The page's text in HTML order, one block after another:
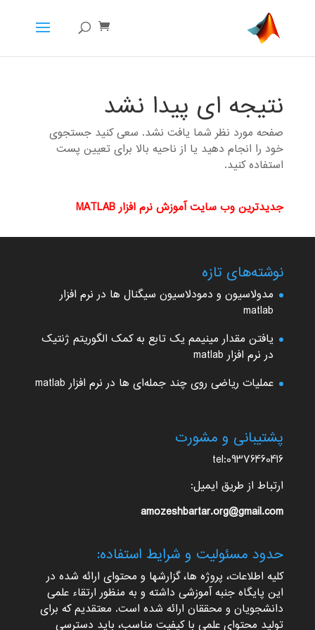
نتیجه ای پیدا نشد
صفحه مورد نظر شما یافت نشد. سعی کنید جستجوی
خود را انجام دهید یا از ناحیه بالا برای تعیین پست
استفاده کنید.
جدیدترین وب سایت آموزش نرم افزار MATLAB
نوشته‌های تازه
مدولاسیون و دمودلاسیون سیگنال ها در نرم افزار
matlab
یافتن مقدار مینیمم یک تابع به کمک الگوریتم ژنتیک
در نرم افزار matlab
عملیات ریاضی روی چند جمله‌ای ها در نرم افزار matlab
پشتیبانی و مشورت
tel:09376460416
ارتباط از طریق ایمیل:
amozeshbartar.org@gmail.com
حدود مسئولیت و شرایط استفاده:
کلیه اطلاعات، پروژه ها، گزارشها و محتوای ارائه شده در
این پایگاه جنبه آموزشی داشته و به منظور ارتقاء علمی
دانشجویان و محققان ارائه شده است. معتقدیم که برای
تولید محتوای علمی با کیفیت مناسب، باید دسترسی